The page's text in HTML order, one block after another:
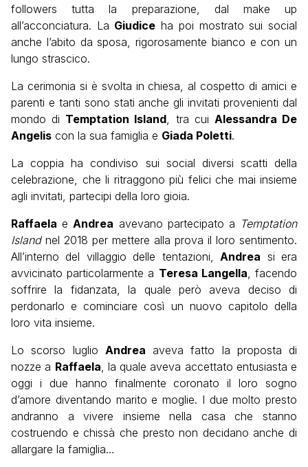
followers tutta la preparazione, dal make up
all’acconciatura. La Giudice ha poi mostrato sui social
anche l’abito da sposa, rigorosamente bianco e con un
lungo strascico.
La cerimonia si è svolta in chiesa, al cospetto di amici e
parenti e tanti sono stati anche gli invitati provenienti dal
mondo di Temptation Island , tra cui Alessandra De
Angelis con la sua famiglia e Giada Poletti.
La coppia ha condiviso sui social diversi scatti della
celebrazione, che li ritraggono più felici che mai insieme
agli invitati, partecipi della loro gioia.
Raffaela e Andrea avevano partecipato a Temptation
Islandnel 2018 per mettere alla prova il loro sentimento.
All’interno del villaggio delle tentazioni, Andrea si era
avvicinato particolarmente a Teresa Langella , facendo
soffrire la fidanzata, la quale però aveva deciso di
perdonarlo e cominciare così un nuovo capitolo della
loro vita insieme.
Lo scorso luglio Andrea aveva fatto la proposta di
nozze a Raffaela , la quale aveva accettato entusiasta e
oggi i due hanno finalmente coronato il loro sogno
d’amore diventando marito e moglie. I due molto presto
andranno a vivere insieme nella casa che stanno
costruendo e chissà che presto non decidano anche di
allargare la famiglia…